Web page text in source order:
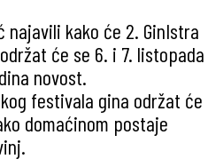
najavili kako će 2. GinIstra
će se 6. i 7. listopada
novost.
festivala gina održat će
domaćinom postaje